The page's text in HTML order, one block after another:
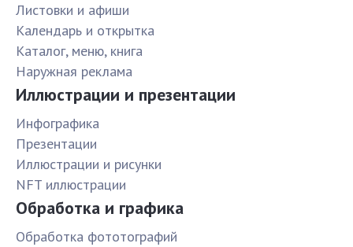
Листовки и афиши
Календарь и открытка
Каталог, меню, книга
Наружная реклама
Иллюстрации и презентации
Инфографика
Презентации
Иллюстрации и рисунки
NFT иллюстрации
Обработка и графика
Обработка фототографий